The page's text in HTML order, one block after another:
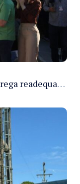
Governador Roberto Cidade entrega readequação do ambulatório da FCecon e amplia capacidade de atendimento oncológico em Manaus